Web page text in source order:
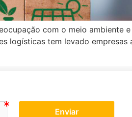
com o meio ambiente e
logísticas tem levado empresas
Enviar